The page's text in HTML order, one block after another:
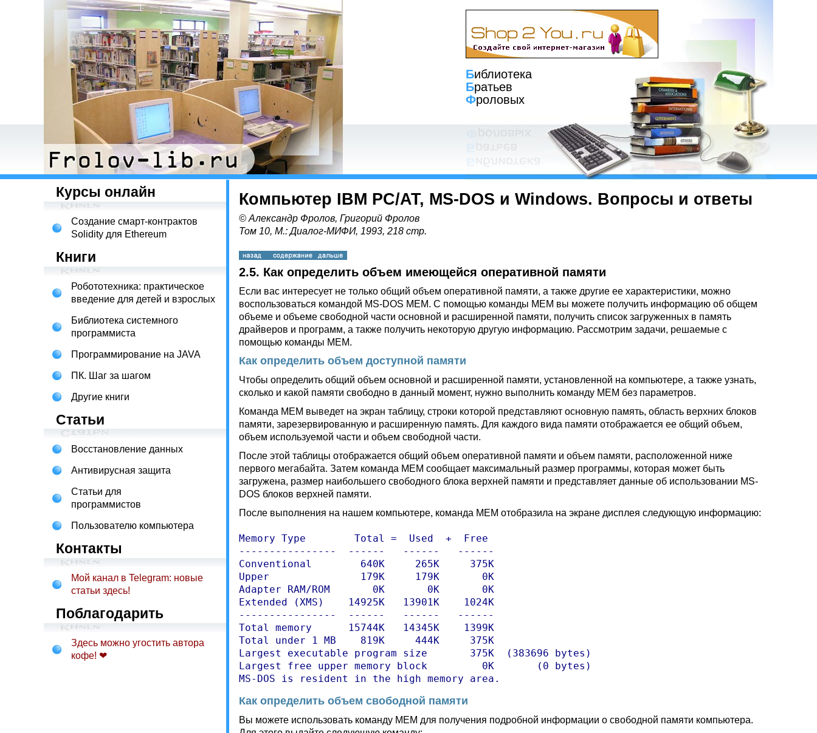
Библиотека
Братьев
Фроловых
Курсы онлайн
Создание смарт-контрактов
Solidity для Ethereum
Книги
Робототехника: практическое
введение для детей и взрослых
Библиотека системного
программиста
Программирование на JAVA
ПК. Шаг за шагом
Другие книги
Статьи
Восстановление данных
Антивирусная защита
Статьи для
программистов
Пользователю компьютера
Контакты
Мой канал в Telegram: новые
статьи здесь!
Поблагодарить
Здесь можно угостить автора
кофе! ❤
Компьютер IBM PC/AT, MS-DOS и Windows. Вопросы и ответы
© Александр Фролов, Григорий Фролов
Том 10, М.: Диалог-МИФИ, 1993, 218 стр.
2.5. Как определить объем имеющейся оперативной памяти
Если вас интересует не только общий объем оперативной памяти, а также другие ее характеристики, можно
воспользоваться командой MS-DOS MEM. С помощью команды MEM вы можете получить информацию об общем
объеме и объеме свободной части основной и расширенной памяти, получить список загруженных в память
драйверов и программ, а также получить некоторую другую информацию. Рассмотрим задачи, решаемые с
помощью команды MEM.
Как определить объем доступной памяти
Чтобы определить общий объем основной и расширенной памяти, установленной на компьютере, а также узнать,
сколько и какой памяти свободно в данный момент, нужно выполнить команду MEM без параметров.
Команда MEM выведет на экран таблицу, строки которой представляют основную память, область верхних блоков
памяти, зарезервированную и расширенную память. Для каждого вида памяти отображается ее общий объем,
объем используемой части и объем свободной части.
После этой таблицы отображается общий объем оперативной памяти и объем памяти, расположенной ниже
первого мегабайта. Затем команда MEM сообщает максимальный размер программы, которая может быть
загружена, размер наибольшего свободного блока верхней памяти и представляет данные об использовании MS-
DOS блоков верхней памяти.
После выполнения на нашем компьютере, команда MEM отобразила на экране дисплея следующую информацию:
Memory Type        Total =  Used  +  Free
----------------  ------   ------   ------
Conventional        640K     265K     375K
Upper               179K     179K       0K
Adapter RAM/ROM       0K       0K       0K
Extended (XMS)    14925K   13901K    1024K
----------------  ------   ------   ------
Total memory      15744K   14345K    1399K
Total under 1 MB    819K     444K     375K
Largest executable program size       375K  (383696 bytes)
Largest free upper memory block         0K       (0 bytes)
MS-DOS is resident in the high memory area.
Как определить объем свободной памяти
Вы можете использовать команду MEM для получения подробной информации о свободной памяти компьютера.